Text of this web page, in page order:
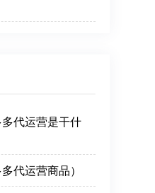
代运营是干什
代运营商品）